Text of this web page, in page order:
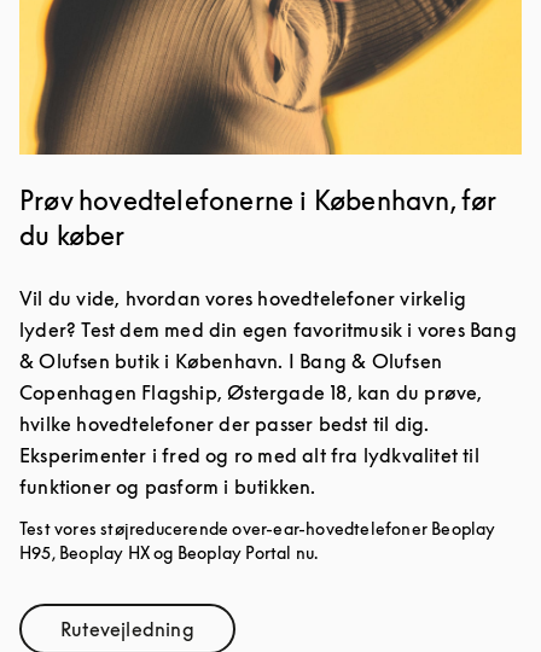
Prøv hovedtelefonerne i København, før
du køber
Vil du vide, hvordan vores hovedtelefoner virkelig
lyder? Test dem med din egen favoritmusik i vores Bang
& Olufsen butik i København. I Bang & Olufsen
Copenhagen Flagship, Østergade 18, kan du prøve,
hvilke hovedtelefoner der passer bedst til dig.
Eksperimenter i fred og ro med alt fra lydkvalitet til
funktioner og pasform i butikken.
Test vores støjreducerende over-ear-hovedtelefoner Beoplay
H95, Beoplay HX og Beoplay Portal nu.
RutevejledningLink Opens in New Tab